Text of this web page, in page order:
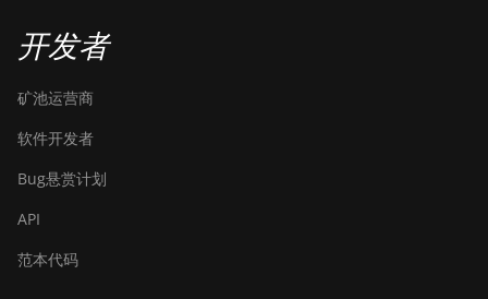
开发者
矿池运营商
软件开发者
Bug悬赏计划
API
范本代码